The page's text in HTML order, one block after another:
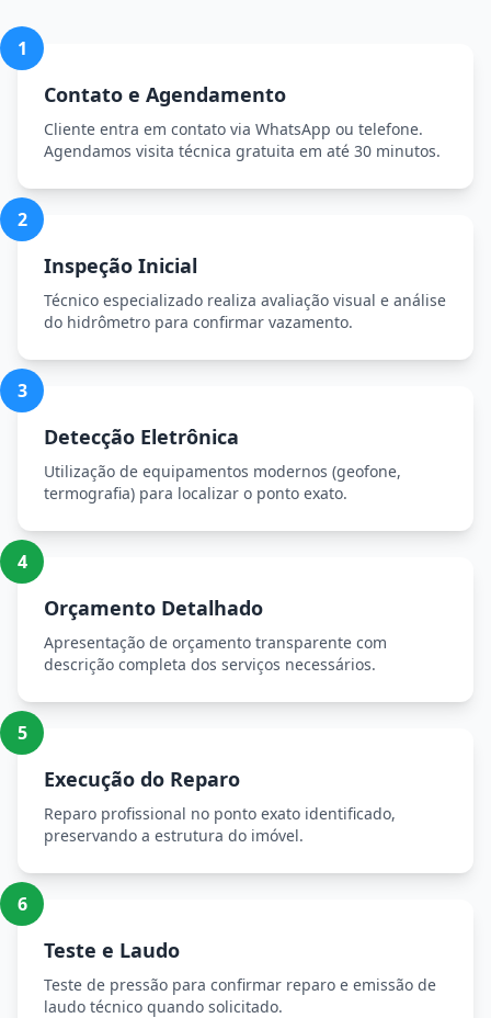
1
Contato e Agendamento
Cliente entra em contato via WhatsApp ou telefone.
Agendamos visita técnica gratuita em até 30 minutos.
2
Inspeção Inicial
Técnico especializado realiza avaliação visual e análise
do hidrômetro para confirmar vazamento.
3
Detecção Eletrônica
Utilização de equipamentos modernos (geofone,
termografia) para localizar o ponto exato.
4
Orçamento Detalhado
Apresentação de orçamento transparente com
descrição completa dos serviços necessários.
5
Execução do Reparo
Reparo profissional no ponto exato identificado,
preservando a estrutura do imóvel.
6
Teste e Laudo
Teste de pressão para confirmar reparo e emissão de
laudo técnico quando solicitado.